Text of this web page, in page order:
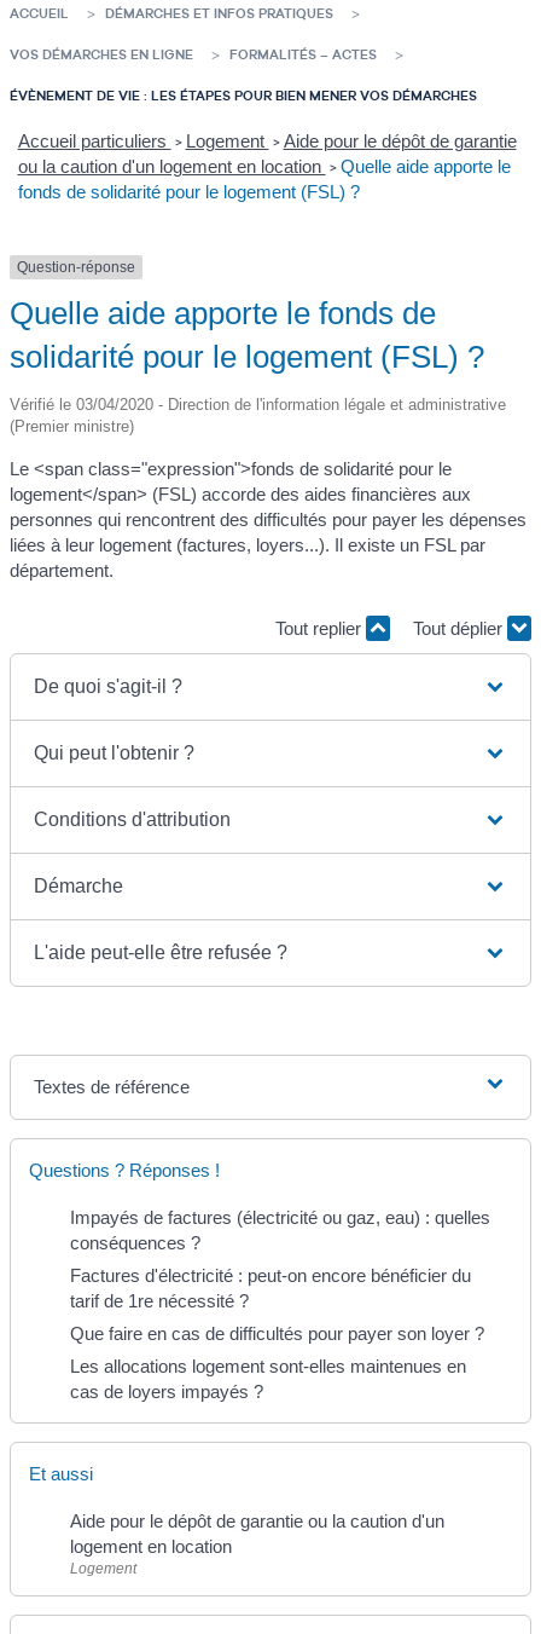
ACCUEIL DÉMARCHES ET INFOS PRATIQUES
VOS DÉMARCHES EN LIGNE FORMALITÉS – ACTES
ÉVÈNEMENT DE VIE : LES ÉTAPES POUR BIEN MENER VOS DÉMARCHES
Accueil particuliers > Logement > Aide pour le dépôt de garantie
ou la caution d'un logement en location > Quelle aide apporte le
fonds de solidarité pour le logement (FSL) ?
Question-réponse
Quelle aide apporte le fonds de
solidarité pour le logement (FSL) ?
Vérifié le 03/04/2020 - Direction de l'information légale et administrative
(Premier ministre)
Le <span class="expression">fonds de solidarité pour le
logement</span> (FSL) accorde des aides financières aux
personnes qui rencontrent des difficultés pour payer les dépenses
liées à leur logement (factures, loyers...). Il existe un FSL par
département.
Tout replier Tout déplier
De quoi s'agit-il ?
Qui peut l'obtenir ?
Conditions d'attribution
Démarche
L'aide peut-elle être refusée ?
Textes de référence
Questions ? Réponses !
Impayés de factures (électricité ou gaz, eau) : quelles
conséquences ?
Factures d'électricité : peut-on encore bénéficier du
tarif de 1re nécessité ?
Que faire en cas de difficultés pour payer son loyer ?
Les allocations logement sont-elles maintenues en
cas de loyers impayés ?
Et aussi
Aide pour le dépôt de garantie ou la caution d'un
logement en location
Logement